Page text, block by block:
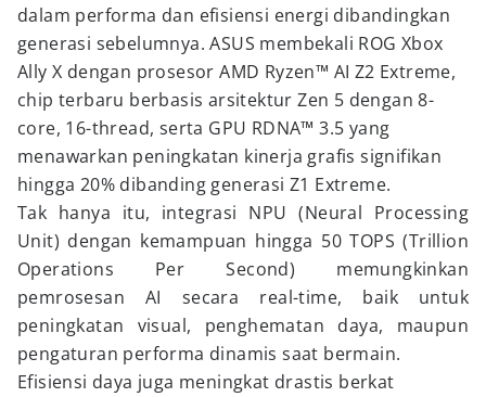
dalam performa dan efisiensi energi dibandingkan
generasi sebelumnya. ASUS membekali ROG Xbox
Ally X dengan prosesor AMD Ryzen™ AI Z2 Extreme,
chip terbaru berbasis arsitektur Zen 5 dengan 8-
core, 16-thread, serta GPU RDNA™ 3.5 yang
menawarkan peningkatan kinerja grafis signifikan
hingga 20% dibanding generasi Z1 Extreme.
Tak hanya itu, integrasi NPU (Neural Processing
Unit) dengan kemampuan hingga 50 TOPS (Trillion
Operations Per Second) memungkinkan
pemrosesan AI secara real-time, baik untuk
peningkatan visual, penghematan daya, maupun
pengaturan performa dinamis saat bermain.
Efisiensi daya juga meningkat drastis berkat